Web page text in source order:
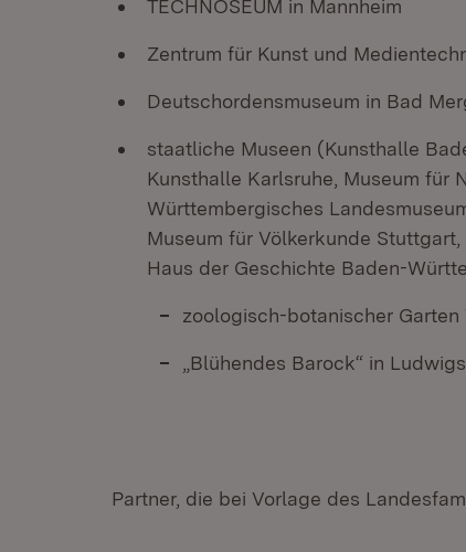
TECHNOSEUM in Mannheim
Zentrum für Kunst und
Deutschordensmuseum in Bad
staatliche Museen (Kunsthalle
Kunsthalle Karlsruhe, Museum für
Württembergisches
Museum für Völkerkunde
Haus der Geschichte Baden-
zoologisch-botanischer
„Blühendes Barock“ in
Partner, die bei Vorlage des